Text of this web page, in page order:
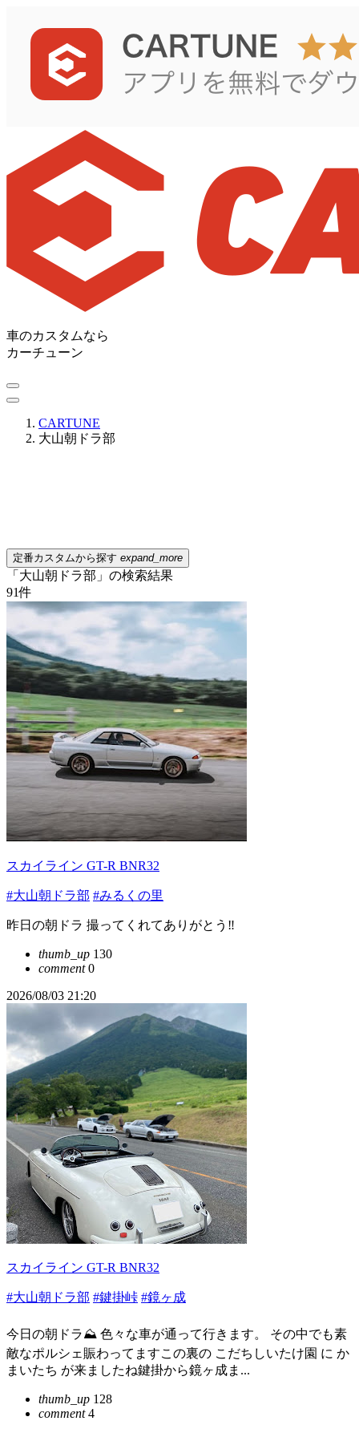
車のカスタムなら
カーチューン
CARTUNE
大山朝ドラ部
定番カスタムから探す expand_more
「大山朝ドラ部」の検索結果
91件
スカイライン GT-R BNR32
#大山朝ドラ部 #みるくの里
昨日の朝ドラ 撮ってくれてありがとう‼︎
thumb_up 130
comment0
2026/08/03 21:20
スカイライン GT-R BNR32
#大山朝ドラ部 #鍵掛峠 #鏡ヶ成
今日の朝ドラ⛰️ 色々な車が通って行きます。 その中でも素
敵なポルシェ賑わってますこの裏の こだちしいたけ園 に か
まいたち が来ましたね鍵掛から鏡ヶ成ま...
thumb_up 128
comment4